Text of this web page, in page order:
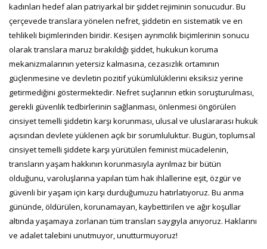
kadınları hedef alan patriyarkal bir şiddet rejiminin sonucudur. Bu
çerçevede translara yönelen nefret, şiddetin en sistematik ve en
tehlikeli biçimlerinden biridir. Kesişen ayrımcılık biçimlerinin sonucu
olarak translara maruz bırakıldığı şiddet, hukukun koruma
mekanizmalarının yetersiz kalmasına, cezasızlık ortamının
güçlenmesine ve devletin pozitif yükümlülüklerini eksiksiz yerine
getirmediğini göstermektedir. Nefret suçlarının etkin soruşturulması,
gerekli güvenlik tedbirlerinin sağlanması, önlenmesi öngörülen
cinsiyet temelli şiddetin karşı korunması, ulusal ve uluslararası hukuk
açısından devlete yüklenen açık bir sorumluluktur. Bugün, toplumsal
cinsiyet temelli şiddete karşı yürütülen feminist mücadelenin,
transların yaşam hakkının korunmasıyla ayrılmaz bir bütün
olduğunu, varoluşlarına yapılan tüm hak ihlallerine eşit, özgür ve
güvenli bir yaşam için karşı durduğumuzu hatırlatıyoruz. Bu anma
gününde, öldürülen, korunamayan, kaybettirilen ve ağır koşullar
altında yaşamaya zorlanan tüm transları saygıyla anıyoruz. Haklarını
ve adalet talebini unutmuyor, unutturmuyoruz!